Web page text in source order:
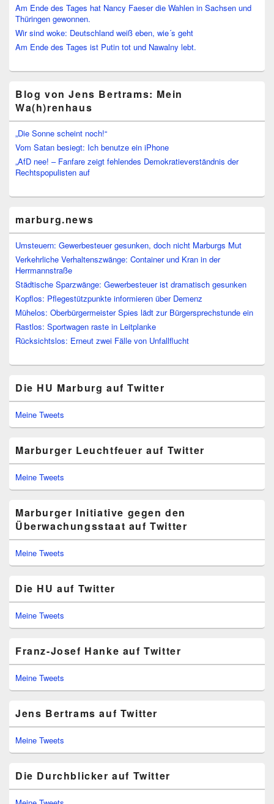
Am Ende des Tages hat Nancy Faeser die Wahlen in Sachsen und
Thüringen gewonnen.
Wir sind woke: Deutschland weiß eben, wie´s geht
Am Ende des Tages ist Putin tot und Nawalny lebt.
Blog von Jens Bertrams: Mein
Wa(h)renhaus
„Die Sonne scheint noch!“
Vom Satan besiegt: Ich benutze ein iPhone
„AfD nee! – Fanfare zeigt fehlendes Demokratieverständnis der
Rechtspopulisten auf
marburg.news
Umsteuern: Gewerbesteuer gesunken, doch nicht Marburgs Mut
Verkehrliche Verhaltenszwänge: Container und Kran in der
Herrmannstraße
Städtische Sparzwänge: Gewerbesteuer ist dramatisch gesunken
Kopflos: Pflegestützpunkte informieren über Demenz
Mühelos: Oberbürgermeister Spies lädt zur Bürgersprechstunde ein
Rastlos: Sportwagen raste in Leitplanke
Rücksichtslos: Erneut zwei Fälle von Unfallflucht
Die HU Marburg auf Twitter
Meine Tweets
Marburger Leuchtfeuer auf Twitter
Meine Tweets
Marburger Initiative gegen den
Überwachungsstaat auf Twitter
Meine Tweets
Die HU auf Twitter
Meine Tweets
Franz-Josef Hanke auf Twitter
Meine Tweets
Jens Bertrams auf Twitter
Meine Tweets
Die Durchblicker auf Twitter